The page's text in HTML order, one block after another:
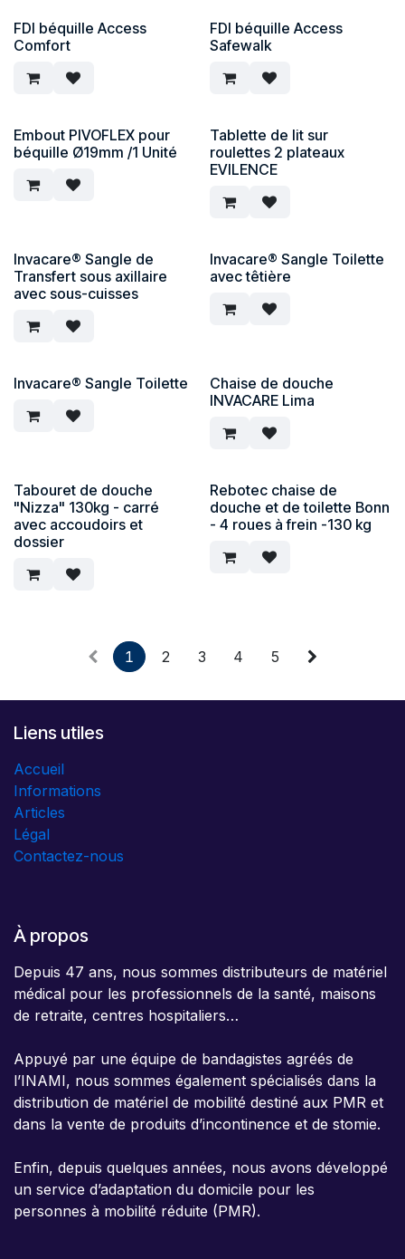
FDI béquille Access
Comfort
FDI béquille Access
Safewalk
Embout PIVOFLEX pour
béquille Ø19mm /1 Unité
Tablette de lit sur
roulettes 2 plateaux
EVILENCE
Invacare® Sangle de
Transfert sous axillaire
avec sous-cuisses
Invacare® Sangle Toilette
avec têtière
Invacare® Sangle Toilette
Chaise de douche
INVACARE Lima
Tabouret de douche
"Nizza" 130kg - carré
avec accoudoirs et
dossier
Rebotec chaise de
douche et de toilette Bonn
- 4 roues à frein -130 kg
1 2 3 4 5
Liens utiles
Accueil
Informations
Articles
Légal
Contactez-nous
À propos
Depuis 47 ans, nous sommes distributeurs de matériel
médical pour les professionnels de la santé, maisons
de retraite, centres hospitaliers…
Appuyé par une équipe de bandagistes agréés de
l’INAMI, nous sommes également spécialisés dans la
distribution de matériel de mobilité destiné aux PMR et
dans la vente de produits d’incontinence et de stomie.
Enfin, depuis quelques années, nous avons développé
un service d’adaptation du domicile pour les
personnes à mobilité réduite (PMR).